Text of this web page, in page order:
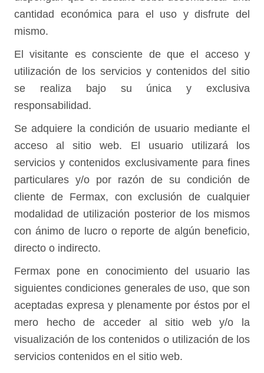
cantidad económica para el uso y disfrute del
mismo.
El visitante es consciente de que el acceso y
utilización de los servicios y contenidos del sitio
se realiza bajo su única y exclusiva
responsabilidad.
Se adquiere la condición de usuario mediante el
acceso al sitio web. El usuario utilizará los
servicios y contenidos exclusivamente para fines
particulares y/o por razón de su condición de
cliente de Fermax, con exclusión de cualquier
modalidad de utilización posterior de los mismos
con ánimo de lucro o reporte de algún beneficio,
directo o indirecto.
Fermax pone en conocimiento del usuario las
siguientes condiciones generales de uso, que son
aceptadas expresa y plenamente por éstos por el
mero hecho de acceder al sitio web y/o la
visualización de los contenidos o utilización de los
servicios contenidos en el sitio web.